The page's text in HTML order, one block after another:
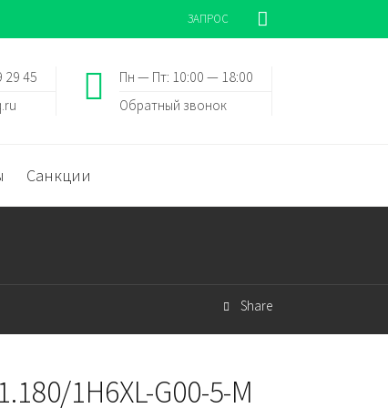
ЗАПРОС
Пн — Пт: 10:00 — 18:00
Обратный звонок
29 45
Санкции
Share
1H6XL-G00-5-M